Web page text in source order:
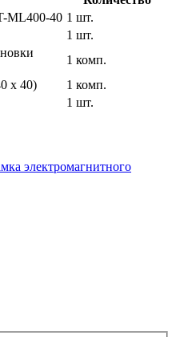
ML400-40 1 шт.
1 шт.
1 комп.
х 40)
1 комп.
1 шт.
электромагнитного